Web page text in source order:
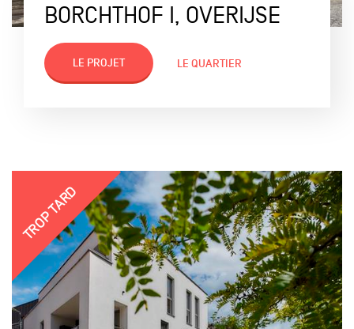
BORCHTHOF I, OVERIJSE
LE PROJET LE QUARTIER
TROP TARD